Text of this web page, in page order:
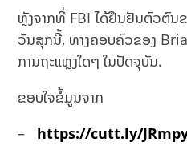
ຫຼັງຈາກທີ່ FBI ໄດ້ຢືນຢັນຕົວຕົນ
ວັນສຸກນີ້, ທາງຄອບຄົວຂອງ
ການຖະແຫຼງໃດໆ ໃນປັດຈຸບັນ.
ຂອບໃຈຂໍ້ມູນຈາກ
– https://cutt.ly/